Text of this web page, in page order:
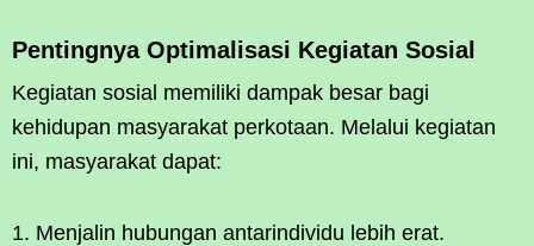
Pentingnya Optimalisasi Kegiatan Sosial
Kegiatan sosial memiliki dampak besar bagi
kehidupan masyarakat perkotaan. Melalui kegiatan
ini, masyarakat dapat:
Menjalin hubungan antarindividu lebih erat.